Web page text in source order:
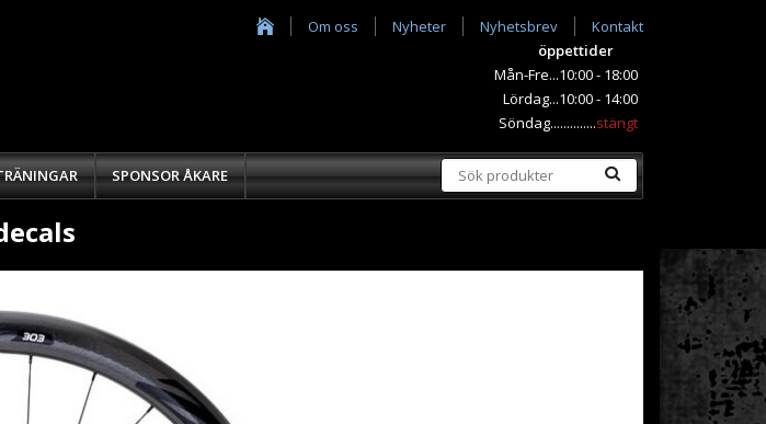
Om oss Nyheter Nyhetsbrev
Kontakt
öppettider
Mån-Fre...10:00 - 18:00
Lördag...10:00 - 14:00
Söndag..............stängt
SPONSOR ÅKARE